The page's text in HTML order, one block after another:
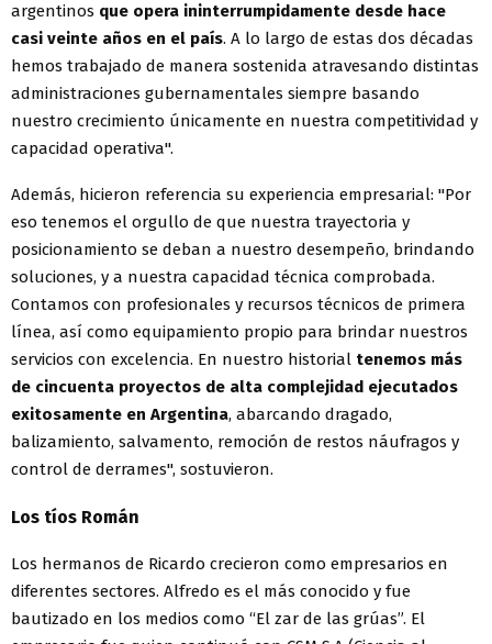
argentinos que opera ininterrumpidamente desde hace
casi veinte años en el país. A lo largo de estas dos décadas
hemos trabajado de manera sostenida atravesando distintas
administraciones gubernamentales siempre basando
nuestro crecimiento únicamente en nuestra competitividad y
capacidad operativa".
Además, hicieron referencia su experiencia empresarial: "Por
eso tenemos el orgullo de que nuestra trayectoria y
posicionamiento se deban a nuestro desempeño, brindando
soluciones, y a nuestra capacidad técnica comprobada.
Contamos con profesionales y recursos técnicos de primera
línea, así como equipamiento propio para brindar nuestros
servicios con excelencia. En nuestro historial tenemos más
de cincuenta proyectos de alta complejidad ejecutados
exitosamente en Argentina, abarcando dragado,
balizamiento, salvamento, remoción de restos náufragos y
control de derrames", sostuvieron.
Los tíos Román
Los hermanos de Ricardo crecieron como empresarios en
diferentes sectores. Alfredo es el más conocido y fue
bautizado en los medios como “El zar de las grúas”. El